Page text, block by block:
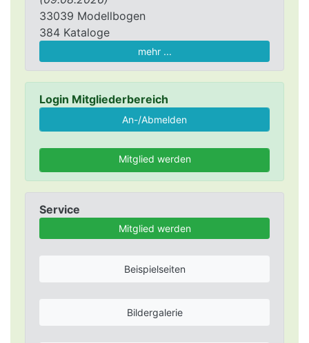
33039 Modellbogen
384 Kataloge
mehr ...
Login Mitgliederbereich
Mitglied werden
Service
Mitglied werden
Beispielseiten
Bildergalerie